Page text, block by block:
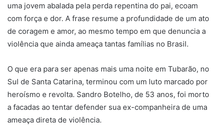
uma jovem abalada pela perda repentina do pai, ecoam
com força e dor. A frase resume a profundidade de um ato
de coragem e amor, ao mesmo tempo em que denuncia a
violência que ainda ameaça tantas famílias no Brasil.
O que era para ser apenas mais uma noite em Tubarão, no
Sul de Santa Catarina, terminou com um luto marcado por
heroísmo e revolta. Sandro Botelho, de 53 anos, foi morto
a facadas ao tentar defender sua ex-companheira de uma
ameaça direta de violência.